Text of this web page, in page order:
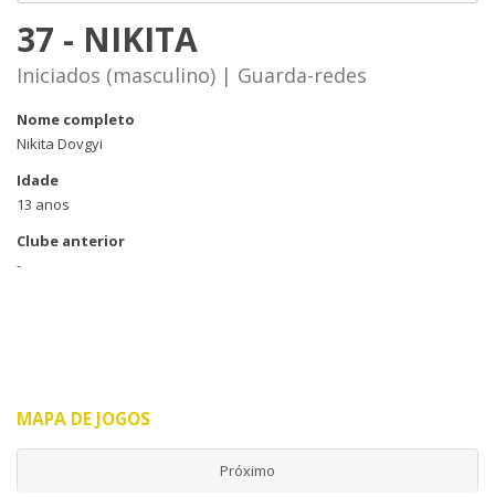
37 - NIKITA
Iniciados (masculino) | Guarda-redes
Nome completo
Nikita Dovgyi
Idade
13 anos
Clube anterior
-
MAPA DE JOGOS
Próximo